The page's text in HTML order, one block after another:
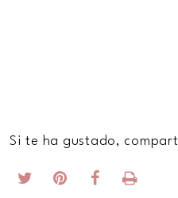
Si te ha gustado,